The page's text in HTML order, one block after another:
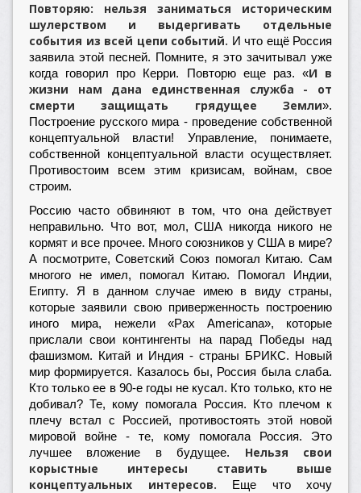
Повторяю: нельзя заниматься историческим
шулерством и выдергивать отдельные
события из всей цепи событий. И что ещё Россия
заявила этой песней. Помните, я это зачитывал уже
когда говорил про Керри. Повторю еще раз. «И в
жизни нам дана единственная служба - от
смерти защищать грядущее Земли».
Построение русского мира - проведение собственной
концептуальной власти! Управление, понимаете,
собственной концептуальной власти осуществляет.
Противостоим всем этим кризисам, войнам, свое
строим.
Россию часто обвиняют в том, что она действует
неправильно. Что вот, мол, США никогда никого не
кормят и все прочее. Много союзников у США в мире?
А посмотрите, Советский Союз помогал Китаю. Сам
многого не имел, помогал Китаю. Помогал Индии,
Египту. Я в данном случае имею в виду страны,
которые заявили свою приверженность построению
иного мира, нежели «Pax Americana», которые
прислали свои контингенты на парад Победы над
фашизмом. Китай и Индия - страны БРИКС. Новый
мир формируется. Казалось бы, Россия была слаба.
Кто только ее в 90-е годы не кусал. Кто только, кто не
добивал? Те, кому помогала Россия. Кто плечом к
плечу встал с Россией, противостоять этой новой
мировой войне - те, кому помогала Россия. Это
лучшее вложение в будущее. Нельзя свои
корыстные интересы ставить выше
концептуальных интересов.
Еще что хочу